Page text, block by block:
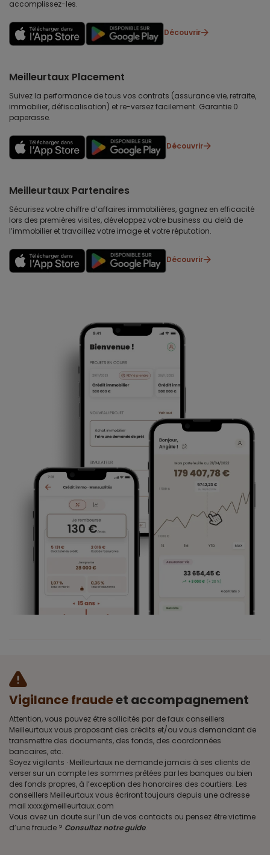
accomplissez-les.
Découvrir
Meilleurtaux Placement
Suivez la performance de tous vos contrats (assurance vie, retraite,
immobilier, défiscalisation) et re-versez facilement. Garantie 0
paperasse.
Découvrir
Meilleurtaux Partenaires
Sécurisez votre chiffre d’affaires immobilières, gagnez en efficacité
lors des premières visites, développez votre business au delà de
l’immobilier et travaillez votre image et votre réputation.
Découvrir
Vigilance fraudeet accompagnement
Attention, vous pouvez être sollicités par de faux conseillers
Meilleurtaux vous proposant des crédits et/ou vous demandant de
transmettre des documents, des fonds, des coordonnées
bancaires, etc.
Soyez vigilants · Meilleurtaux ne demande jamais à ses clients de
verser sur un compte les sommes prêtées par les banques ou bien
des fonds propres, à l’exception des honoraires des courtiers. Les
conseillers Meilleurtaux vous écriront toujours depuis une adresse
mail xxxx@meilleurtaux.com
Vous avez un doute sur l’un de vos contacts ou pensez être victime
d’une fraude ? Consultez notre guide.